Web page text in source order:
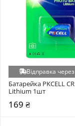
Відправка
Батарейка PKCELL
Lithium 1шт
169 ₴